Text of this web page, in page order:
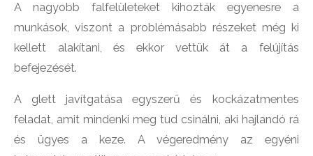
A nagyobb falfelületeket kihozták egyenesre a
munkások, viszont a problémásabb részeket még ki
kellett alakítani, és ekkor vettük át a felújítás
befejezését.
A glett javítgatása egyszerű és kockázatmentes
feladat, amit mindenki meg tud csinálni, aki hajlandó rá
és ügyes a keze. A végeredmény az egyéni